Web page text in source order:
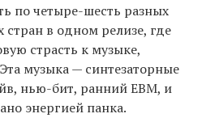
по четыре-шесть разных
стран в одном релизе, где
страсть к музыке,
музыка — синтезаторные
нью-бит, ранний EBM, и
энергией панка.